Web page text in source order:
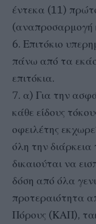
έντεκα (11)
(αναπροσαρμογή
6. Επιτόκιο
πάνω από τα
επιτόκια.
7. α) Για την
κάθε είδους
οφειλέτης
όλη την διάρκεια
δικαιούται να
δόση από όλα
προτεραιότητα
Πόρους (ΚΑΠ),